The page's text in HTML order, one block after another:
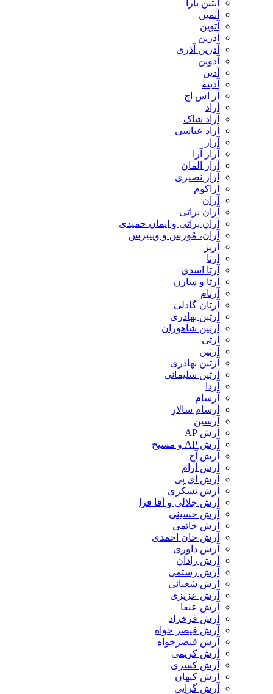
آبتین یارا
آتمین
آتوین
آدرین
آدرین آذری
آدوین
آدین
آدینه
آر اس اچ
آراد
آراد شاک
آراد عباسی
آراز
آراز آرا
آراز المان
آراز نصیری
آراکوم
آران
آران براتی
آران براتی و ایمان حمیدی
آران، مُوِرس و وینتِرس
آرپژ
آرتا
آرتا اسدی
آرتا و سارن
آرتام
آرتان گادلی
آرتبن بهادری
آرتين شاهوران
آرتی
آرتین
آرتین بهادری
آرتین سلیمانی
آردا
آرسام
آرسام سالار
آرسین
آرش AP
آرش AP و مسیح
آرش آج
آرش آرام
آرش ای پی
آرش تشکری
آرش جلالی و آقا فرا
آرش حسینی
آرش خاتمی
آرش خان احمدی
آرش داوری
آرش رادان
آرش رستمى
آرش شعبانی
آرش عزیزی
آرش عنقا
آرش فرخزاد
آرش قیصر خواه
آرش قیصرخواه
آرش کریمی
آرش کسری
آرش کیهان
آرش گرایی